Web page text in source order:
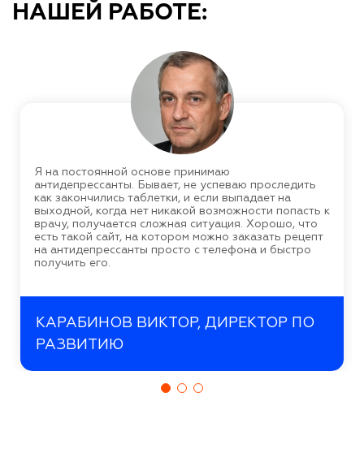
НАШЕЙ РАБОТЕ:
Я на постоянной основе принимаю
антидепрессанты. Бывает, не успеваю проследить
как закончились таблетки, и если выпадает на
выходной, когда нет никакой возможности попасть к
врачу, получается сложная ситуация. Хорошо, что
есть такой сайт, на котором можно заказать рецепт
на антидепрессанты просто с телефона и быстро
получить его.
КАРАБИНОВ ВИКТОР, ДИРЕКТОР ПО
РАЗВИТИЮ